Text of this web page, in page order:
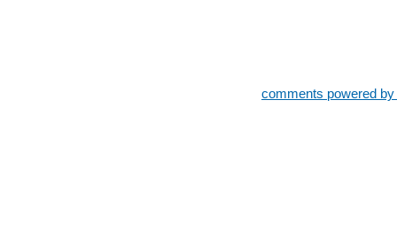
comments powered